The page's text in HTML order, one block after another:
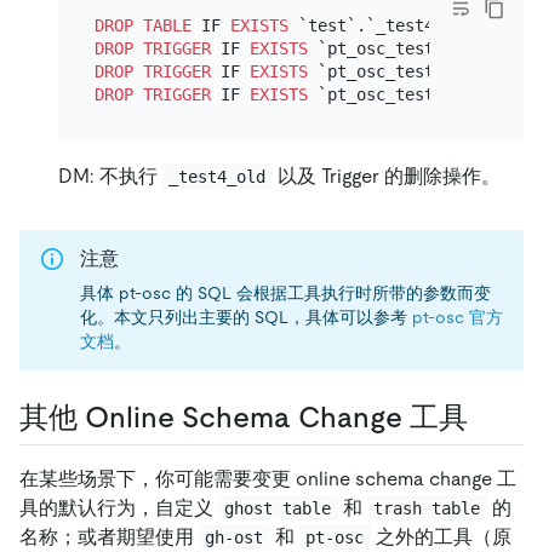
DROP TABLE IF EXISTS
`test`.`_test4_old`;
DROP TRIGGER IF EXISTS `pt_osc_test_test4_del`
DROP TRIGGER IF EXISTS `pt_osc_test_test4_upd`
DROP TRIGGER IF EXISTS `pt_osc_test_test4_ins`
DM: 不执行 _test4_old 以及 Trigger 的删除操作。
注意
具体 pt-osc 的 SQL 会根据工具执行时所带的参数而变
化。本文只列出主要的 SQL，具体可以参考 pt-osc 官方
文档。
其他 Online Schema Change 工具
在某些场景下，你可能需要变更 online schema change 工
具的默认行为，自定义
ghost table 和 trash table
的
名称；或者期望使用
gh-ost 和 pt-osc
之外的工具（原